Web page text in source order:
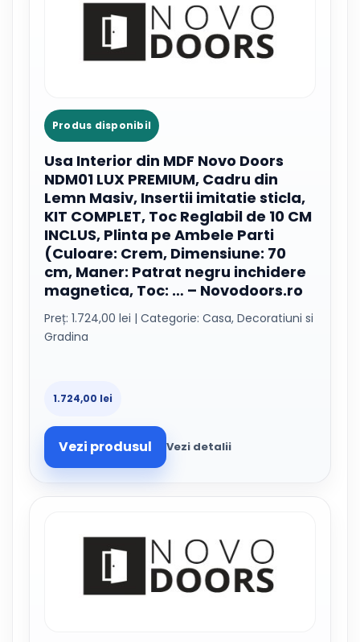
Produs disponibil
Usa Interior din MDF Novo Doors
NDM01 LUX PREMIUM, Cadru din
Lemn Masiv, Insertii imitatie sticla,
KIT COMPLET, Toc Reglabil de 10 CM
INCLUS, Plinta pe Ambele Parti
(Culoare: Crem, Dimensiune: 70
cm, Maner: Patrat negru inchidere
magnetica, Toc: … – Novodoors.ro
Preț: 1.724,00 lei | Categorie: Casa, Decoratiuni si
Gradina
1.724,00 lei
Vezi produsul Vezi detalii